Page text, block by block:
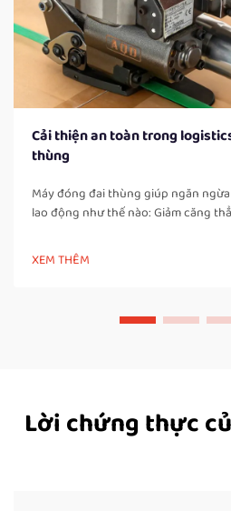
Cải thiện an toàn trong
thùng
Máy đóng đai thùng giúp ngăn
lao động như thế nào: Giảm căng
động phải đóng đai thùng bằng tay
cúi người nhiều lần, xoay vặn cơ thể
XEM THÊM
Lời chứng thực